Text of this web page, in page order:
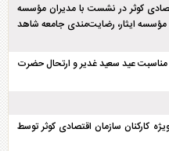
کوثر در نشست با مدیران مؤسسه
مؤسسه ایثار، رضایت‌مندی جامعه شاهد
عید سعید غدیر و ارتحال حضرت
کارکنان سازمان اقتصادی کوثر توسط